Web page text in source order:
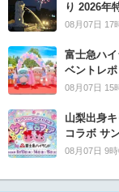
り 2026年
08月07日 17
富士急ハ
ベントレポ
08月07日 15
山梨出身
コラボ サ
08月07日 9